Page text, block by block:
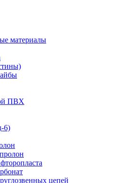
материалы
ПВХ
6)
цепей